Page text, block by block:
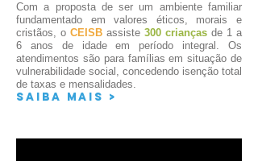
Com a proposta de ser um ambiente familiar
fundamentado em valores éticos, morais e
cristãos, o CEISB assiste 300 crianças de 1 a
6 anos de idade em período integral. Os
atendimentos são para famílias em situação de
vulnerabilidade social, concedendo isenção total
de taxas e mensalidades.
Saiba mais >